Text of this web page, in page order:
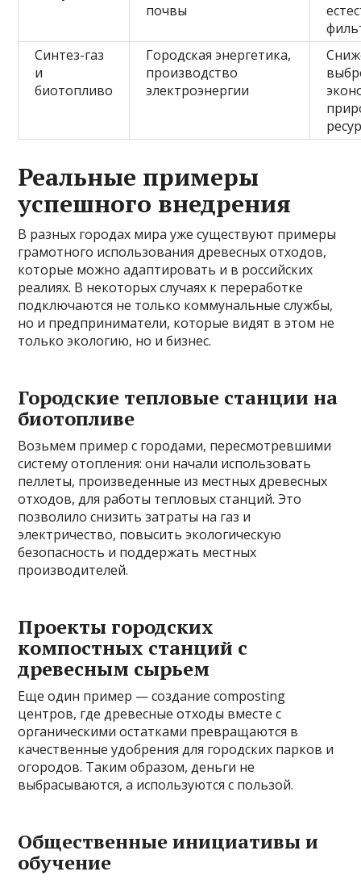
почвы
Синтез-газ
и
биотопливо
Городская энергетика,
производство
электроэнергии
Реальные примеры
успешного внедрения
В разных городах мира уже существуют примеры
грамотного использования древесных отходов,
которые можно адаптировать и в российских
реалиях. В некоторых случаях к переработке
подключаются не только коммунальные службы,
но и предприниматели, которые видят в этом не
только экологию, но и бизнес.
Городские тепловые станции на
биотопливе
Возьмем пример с городами, пересмотревшими
систему отопления: они начали использовать
пеллеты, произведенные из местных древесных
отходов, для работы тепловых станций. Это
позволило снизить затраты на газ и
электричество, повысить экологическую
безопасность и поддержать местных
производителей.
Проекты городских
компостных станций с
древесным сырьем
Еще один пример — создание composting
центров, где древесные отходы вместе с
органическими остатками превращаются в
качественные удобрения для городских парков и
огородов. Таким образом, деньги не
выбрасываются, а используются с пользой.
Общественные инициативы и
обучение